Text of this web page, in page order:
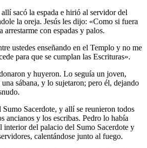
sacó la espada e hirió al servidor del
la oreja. Jesús les dijo: «Como si fuera
arrestarme con espadas y palos.
ustedes enseñando en el Templo y no me
para que se cumplan las Escrituras».
y huyeron. Lo seguía un joven,
sábana, y lo sujetaron; pero él, dejando
Sumo Sacerdote, y allí se reunieron todos
ancianos y los escribas. Pedro lo había
interior del palacio del Sumo Sacerdote y
calentándose junto al fuego.